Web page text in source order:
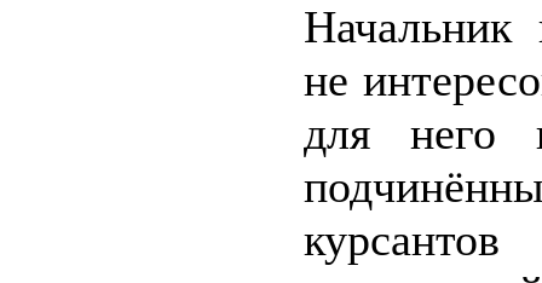
Начальник
не
для него